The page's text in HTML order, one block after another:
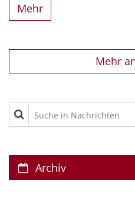
Mehr
Mehr
Suche in Nachrichten
Archiv